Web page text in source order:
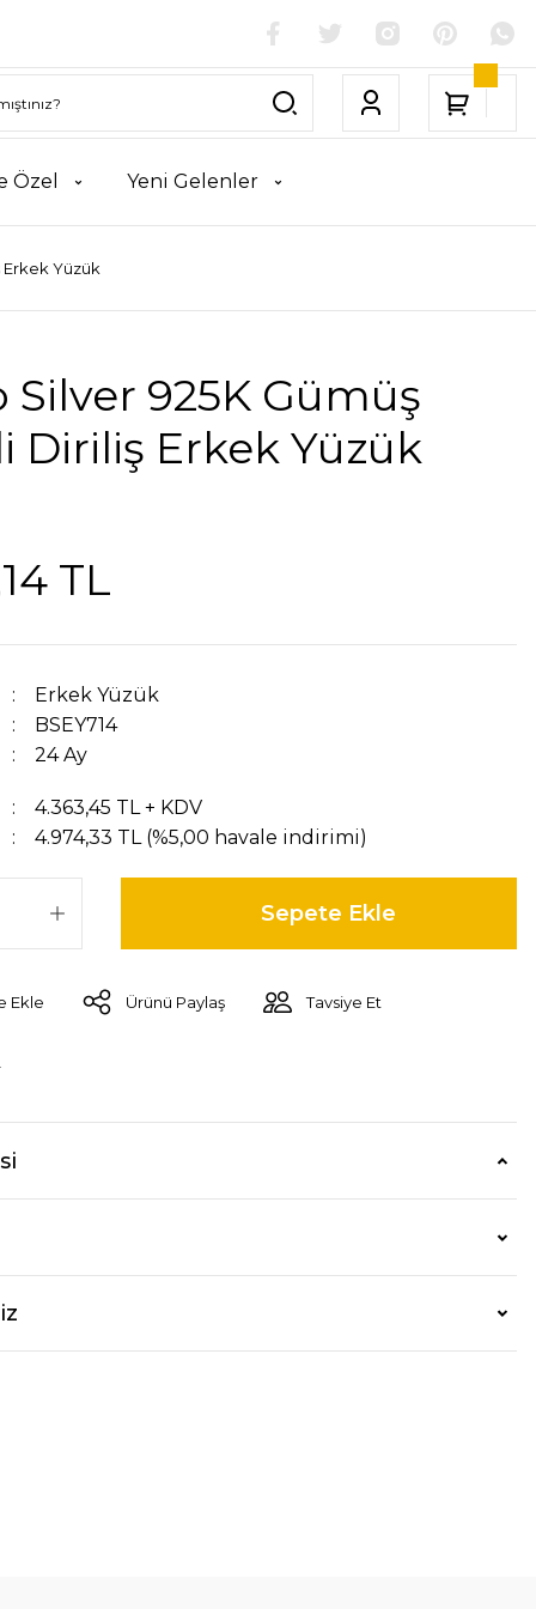
Özel Yeni Gelenler
Erkek Yüzük
Silver 925K Gümüş
Diriliş Erkek Yüzük
TL
Erkek Yüzük
BSEY714
24 Ay
4.363,45 TL + KDV
4.974,33 TL (%5,00 havale indirimi)
Sepete Ekle
Ürünü Paylaş Tavsiye Et